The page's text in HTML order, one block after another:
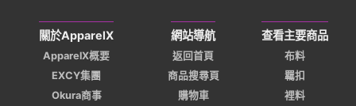
關於ApparelX
ApparelX概要
EXCY集團
Okura商事
網站導航
返回首頁
商品搜尋頁
購物車
查看主要商品
布料
羈扣
裡料